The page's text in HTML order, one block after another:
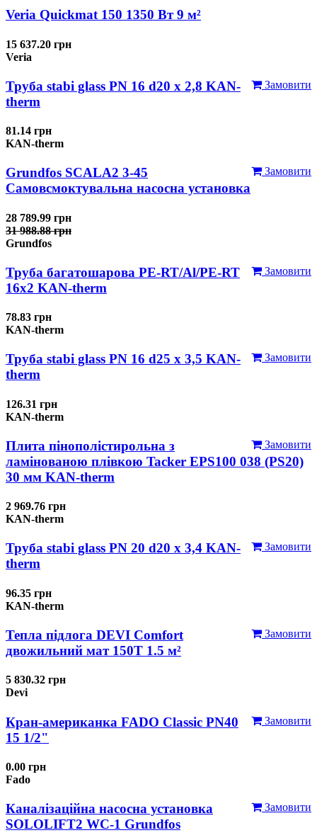
Veria Quickmat 150 1350 Вт 9 м²
15 637.20 грн
Veria
Замовити
Труба stabi glass PN 16 d20 х 2,8 KAN-
therm
81.14 грн
KAN-therm
Замовити
Grundfos SCALA2 3-45
Самовсмоктувальна насосна установка
28 789.99 грн
31 988.88 грн
Grundfos
Замовити
Труба багатошарова PE-RT/Al/PE-RT
16x2 KAN-therm
78.83 грн
KAN-therm
Замовити
Труба stabi glass PN 16 d25 х 3,5 KAN-
therm
126.31 грн
KAN-therm
Замовити
Плита пінополістирольна з
ламінованою плівкою Tacker EPS100 038 (PS20)
30 мм KAN-therm
2 969.76 грн
KAN-therm
Замовити
Труба stabi glass PN 20 d20 х 3,4 KAN-
therm
96.35 грн
KAN-therm
Замовити
Тепла підлога DEVI Comfort
двожильний мат 150T 1.5 м²
5 830.32 грн
Devi
Замовити
Кран-американка FADO Classic PN40
15 1/2"
0.00 грн
Fado
Замовити
Каналізаційна насосна установка
SOLOLIFT2 WC-1 Grundfos